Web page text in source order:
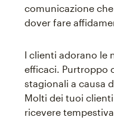
comunicazione
dover fare
I clienti adorano le
efficaci. Purtroppo
stagionali a causa
Molti dei tuoi
ricevere